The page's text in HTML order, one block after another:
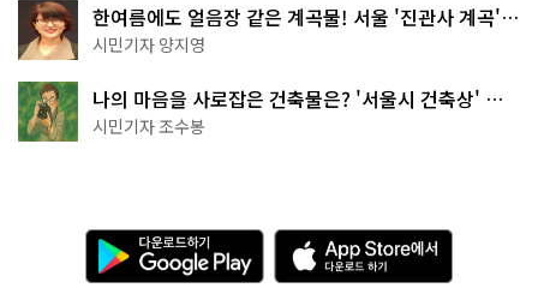
한여름에도 얼음장 같은 계곡물! 서울 '진관사 계곡'이
천국이네~
시민기자 양지영
나의 마음을 사로잡은 건축물은? '서울시 건축상' 수
상작 공개!
시민기자 조수봉
다
운
로
A
p
p